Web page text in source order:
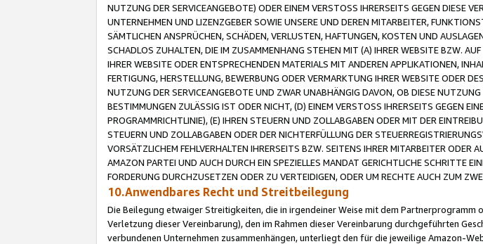
NUTZUNG DER SERVICEANGEBOTE) ODER EINEM VERSTOSS IHRERSEITS GEGEN DIESE
UNTERNEHMEN UND LIZENZGEBER SOWIE UNSERE UND DEREN MITARBEITER,
SÄMTLICHEN ANSPRÜCHEN, SCHÄDEN, VERLUSTEN, HAFTUNGEN, KOSTEN UND
SCHADLOS ZUHALTEN, DIE IM ZUSAMMENHANG STEHEN MIT (A) IHRER WEBSITE BZW.
IHRER WEBSITE ODER ENTSPRECHENDEN MATERIALS MIT ANDEREN APPLIKATIONEN,
FERTIGUNG, HERSTELLUNG, BEWERBUNG ODER VERMARKTUNG IHRER WEBSITE ODER
NUTZUNG DER SERVICEANGEBOTE UND ZWAR UNABHÄNGIG DAVON, OB DIESE
BESTIMMUNGEN ZULÄSSIG IST ODER NICHT, (D) EINEM VERSTOSS IHRERSEITS GEGEN
PROGRAMMRICHTLINIE), (E) IHREN STEUERN UND ZOLLABGABEN ODER MIT DER
STEUERN UND ZOLLABGABEN ODER DER NICHTERFÜLLUNG DER
VORSÄTZLICHEM FEHLVERHALTEN IHRERSEITS BZW. SEITENS IHRER MITARBEITER ODER
AMAZON PARTEI UND AUCH DURCH EIN SPEZIELLES MANDAT GERICHTLICHE SCHRITTE
FORDERUNG DURCHZUSETZEN ODER ZU VERTEIDIGEN, ODER UM RECHTE AUCH ZUM
10.Anwendbares Recht und Streitbeilegung
Die Beilegung etwaiger Streitigkeiten, die in irgendeiner Weise mit dem Partnerprogramm
Verletzung dieser Vereinbarung), den im Rahmen dieser Vereinbarung durchgeführten
verbundenen Unternehmen zusammenhängen, unterliegt den für die jeweilige Amazon-